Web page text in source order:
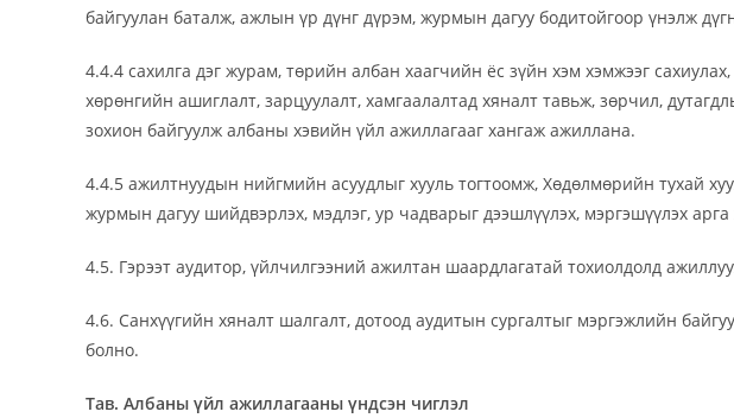
байгуулан баталж, ажлын үр дүнг дүрэм, журмын дагуу бодитойгоор үнэлж
4.4.4 сахилга дэг журам, төрийн албан хаагчийн ёс зүйн хэм хэмжээг
хөрөнгийн ашиглалт, зарцуулалт, хамгаалалтад хяналт тавьж, зөрчил,
зохион байгуулж албаны хэвийн үйл ажиллагааг хангаж ажиллана.
4.4.5 ажилтнуудын нийгмийн асуудлыг хууль тогтоомж, Хөдөлмөрийн тухай
журмын дагуу шийдвэрлэх, мэдлэг, ур чадварыг дээшлүүлэх, мэргэшүүлэх
4.5. Гэрээт аудитор, үйлчилгээний ажилтан шаардлагатай тохиолдолд
4.6. Санхүүгийн хяналт шалгалт, дотоод аудитын сургалтыг мэргэжлийн
болно.
Тав. Албаны үйл ажиллагааны үндсэн чиглэл